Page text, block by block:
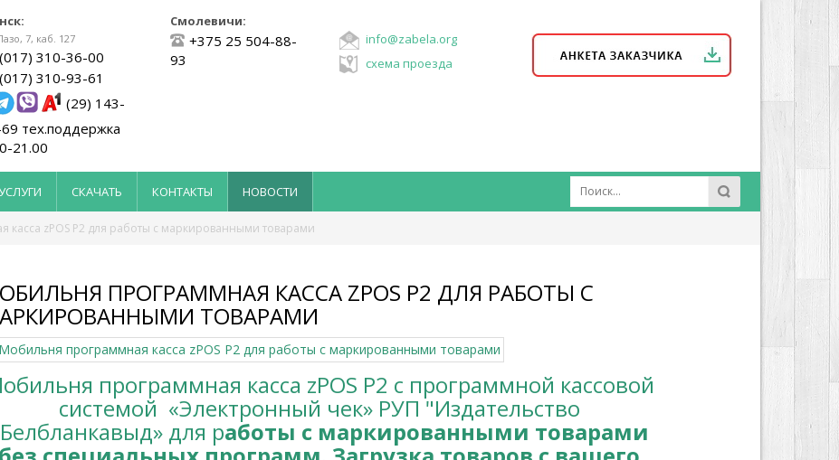
7, каб. 127
(017) 310-36-00
(017) 310-93-61
(29) 143-
тех.поддержка
21.00
Смолевичи:
+375 25 504-88-
93
info@zabela.org
схема проезда
СКАЧАТЬ КОНТАКТЫ НОВОСТИ
zPOS P2 для работы с маркированными товарами
ПРОГРАММНАЯ КАССА ZPOS P2 ДЛЯ РАБОТЫ С
ТОВАРАМИ
программная касса zPOS P2 с программной кассовой
системой «Электронный чек» РУП "Издательство
для работы с маркированными товарами